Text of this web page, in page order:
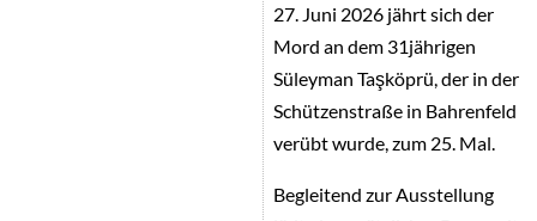
27. Juni 2026 jährt sich der
Mord an dem 31jährigen
Süleyman Taşköprü, der in der
Schützenstraße in Bahrenfeld
verübt wurde, zum 25. Mal.
Begleitend zur Ausstellung